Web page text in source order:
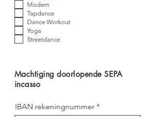
Modern
Tapdance
Dance Workout
Yoga
Streetdance
Machtiging doorlopende SEPA
incasso
IBAN rekeningnummer